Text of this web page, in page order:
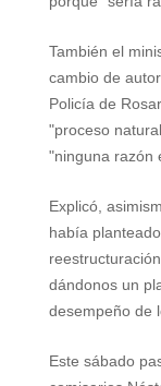
También el
cambio de
Policía de
"proceso
"ninguna razón
Explicó,
había
dándonos un
desempeño de
Este sábado